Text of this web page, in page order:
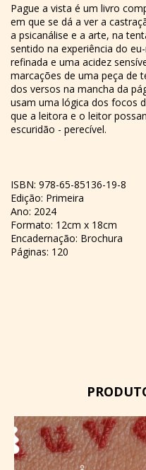
Pague a vista é um livro
em que se dá a ver a
a psicanálise e a arte, na
sentido na experiência do
refinada e uma acidez
marcações de uma peça de
dos versos na mancha da
usam uma lógica dos focos
que a leitora e o leitor
escuridão - perecível.
ISBN: 978-65-85136-19-8
Edição: Primeira
Ano: 2024
Formato: 12cm x 18cm
Encadernação: Brochura
Páginas: 120